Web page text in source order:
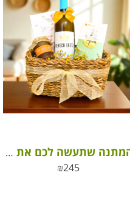
המתנה שתעשה לכם את החג
₪245